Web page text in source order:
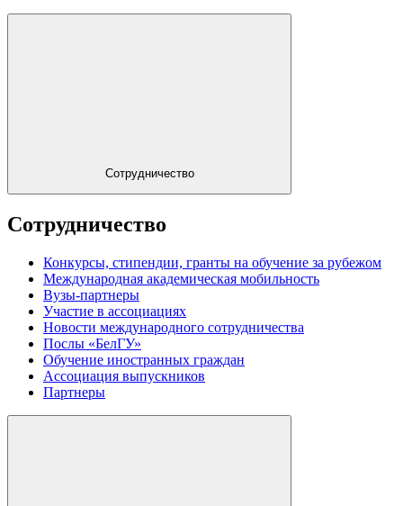
Сотрудничество
Сотрудничество
Конкурсы, стипендии, гранты на обучение за рубежом
Международная академическая мобильность
Вузы-партнеры
Участие в ассоциациях
Новости международного сотрудничества
Послы «БелГУ»
Обучение иностранных граждан
Ассоциация выпускников
Партнеры